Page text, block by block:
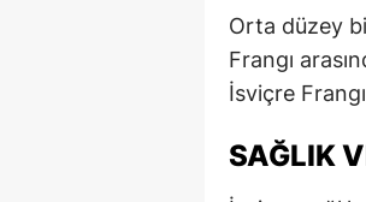
Orta düzey
Frangı
İsviçre
SAĞLIK